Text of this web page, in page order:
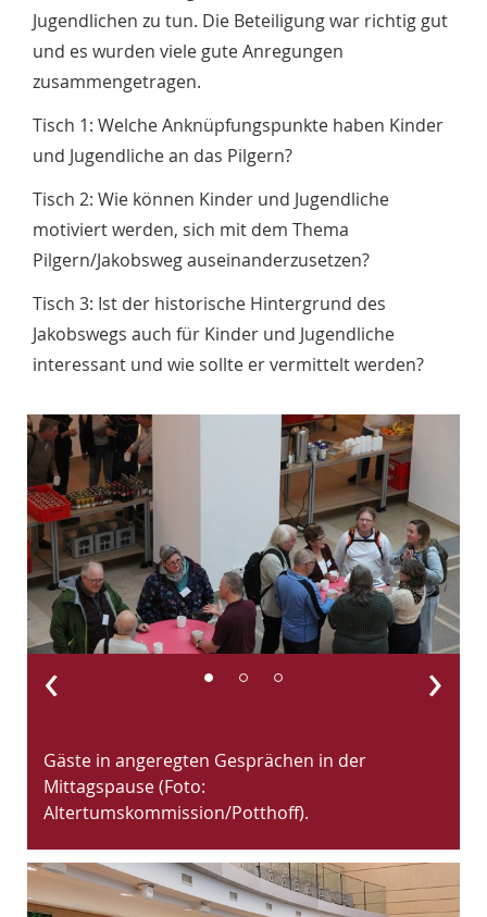
Jugendlichen zu tun. Die Beteiligung war richtig gut
und es wurden viele gute Anregungen
zusammengetragen.
Tisch 1: Welche Anknüpfungspunkte haben Kinder
und Jugendliche an das Pilgern?
Tisch 2: Wie können Kinder und Jugendliche
motiviert werden, sich mit dem Thema
Pilgern/Jakobsweg auseinanderzusetzen?
Tisch 3: Ist der historische Hintergrund des
Jakobswegs auch für Kinder und Jugendliche
interessant und wie sollte er vermittelt werden?
Gäste in angeregten Gesprächen in der
Mittagspause (Foto:
Altertumskommission/Potthoff).
‹ ›